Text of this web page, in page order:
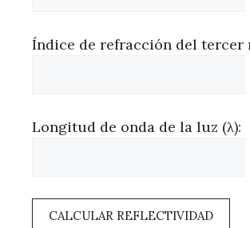
Índice de refracción del tercer
Longitud de onda de la luz (λ):
CALCULAR REFLECTIVIDAD